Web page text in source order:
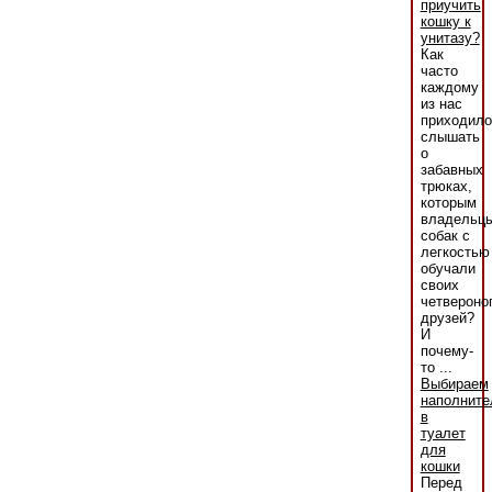
приучить
кошку к
унитазу?
Как
часто
каждому
из нас
слышать
о
забавных
трюках,
которым
собак с
легкостью
обучали
своих
друзей?
И
почему-
то ...
Выбираем
в
туалет
для
кошки
Перед